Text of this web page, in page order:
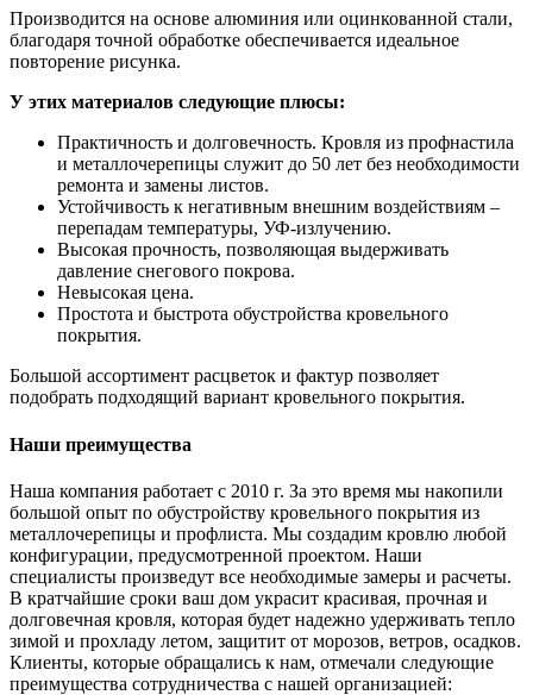
Производится на основе алюминия или оцинкованной стали,
благодаря точной обработке обеспечивается идеальное
повторение рисунка.
У этих материалов следующие плюсы:
Практичность и долговечность. Кровля из профнастила
и металлочерепицы служит до 50 лет без необходимости
ремонта и замены листов.
Устойчивость к негативным внешним воздействиям –
перепадам температуры, УФ-излучению.
Высокая прочность, позволяющая выдерживать
давление снегового покрова.
Невысокая цена.
Простота и быстрота обустройства кровельного
покрытия.
Большой ассортимент расцветок и фактур позволяет
подобрать подходящий вариант кровельного покрытия.
Наши преимущества
Наша компания работает с 2010 г. За это время мы накопили
большой опыт по обустройству кровельного покрытия из
металлочерепицы и профлиста. Мы создадим кровлю любой
конфигурации, предусмотренной проектом. Наши
специалисты произведут все необходимые замеры и расчеты.
В кратчайшие сроки ваш дом украсит красивая, прочная и
долговечная кровля, которая будет надежно удерживать тепло
зимой и прохладу летом, защитит от морозов, ветров, осадков.
Клиенты, которые обращались к нам, отмечали следующие
преимущества сотрудничества с нашей организацией: